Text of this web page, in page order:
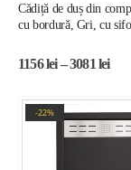
Cădiță de duș din
cu bordură, Gri, cu
1156lei–3081lei
-22%